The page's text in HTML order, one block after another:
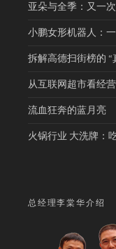
亚朵与全季：又一
小鹏女形机器人：
拆解高德扫街榜的 “
从互联网超市看经
流血狂奔的蓝月亮
火锅行业 大洗牌：
总经理李棠华介绍